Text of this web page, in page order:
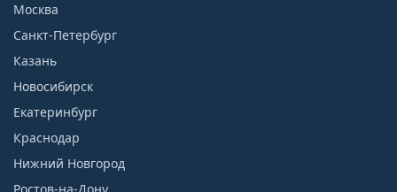
Москва
Санкт-Петербург
Казань
Новосибирск
Екатеринбург
Краснодар
Нижний Новгород